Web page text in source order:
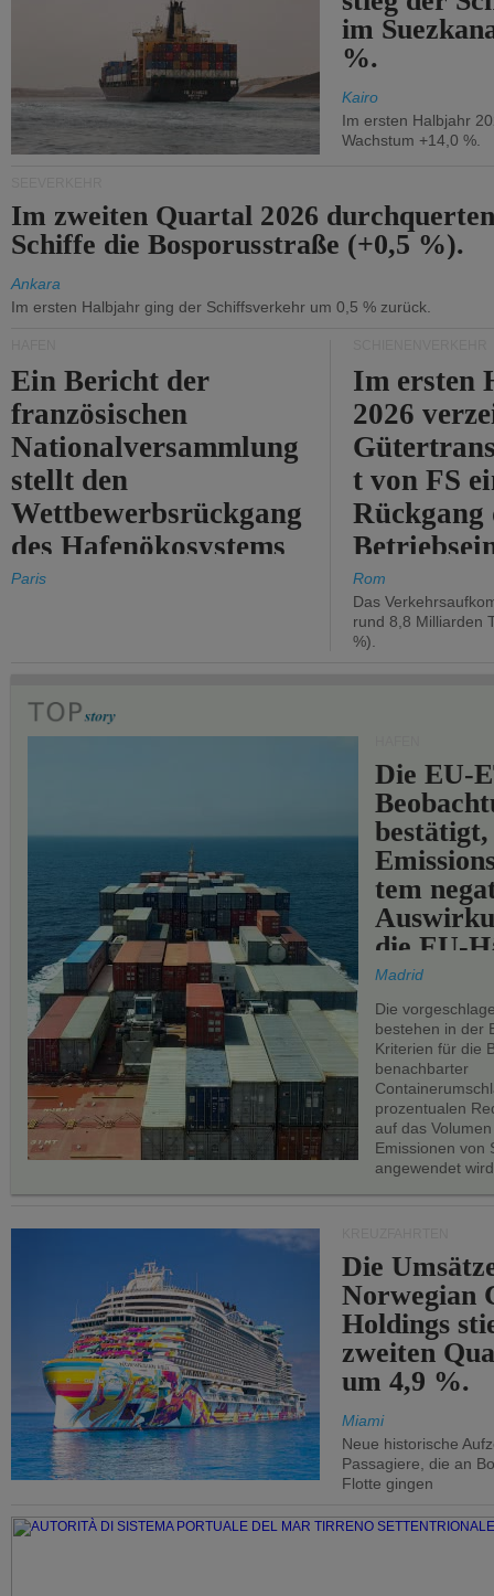
im
%.
Kairo
Im ersten Halbjahr
Wachstum +14,0 %.
Im zweiten Quartal 2026
Schiffe die Bosporusstraße (+0,5 %).
Ankara
Im ersten Halbjahr ging der Schiffsverkehr um 0,5 % zurück.
Ein Bericht der
französischen
Nationalversammlung
stellt den
Wettbewerbsrückgang
des Hafenökosystems
des Staates fest.
Paris
Im ersten
2026
t von FS
Rückgang
um 2,7 %.
Rom
Das
rund 8,8 Milliarden
%).
Die EU-
bestätigt,
tem
die EU-
Madrid
Die
bestehen in der
Kriterien für die
benachbarter
prozentualen
auf das
Emissionen von
angewendet
Die
Norwegian
Holdings
zweiten
um 4,9 %.
Miami
Neue historische
Passagiere, die an
Flotte gingen